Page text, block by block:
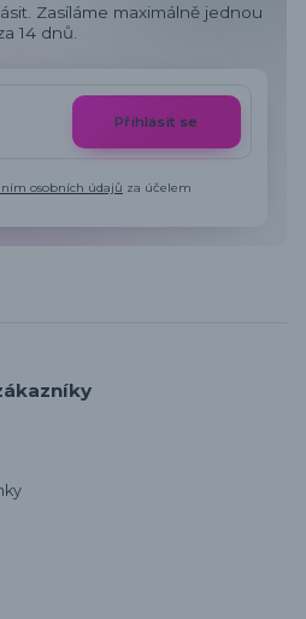
Zasíláme maximálně jednou
14 dnů.
Přihlásit se
osobních údajů za účelem